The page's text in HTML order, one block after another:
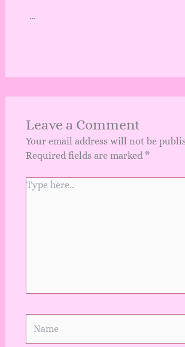
…
Leave a Comment
Your email address will not be
Required fields are marked *
Type